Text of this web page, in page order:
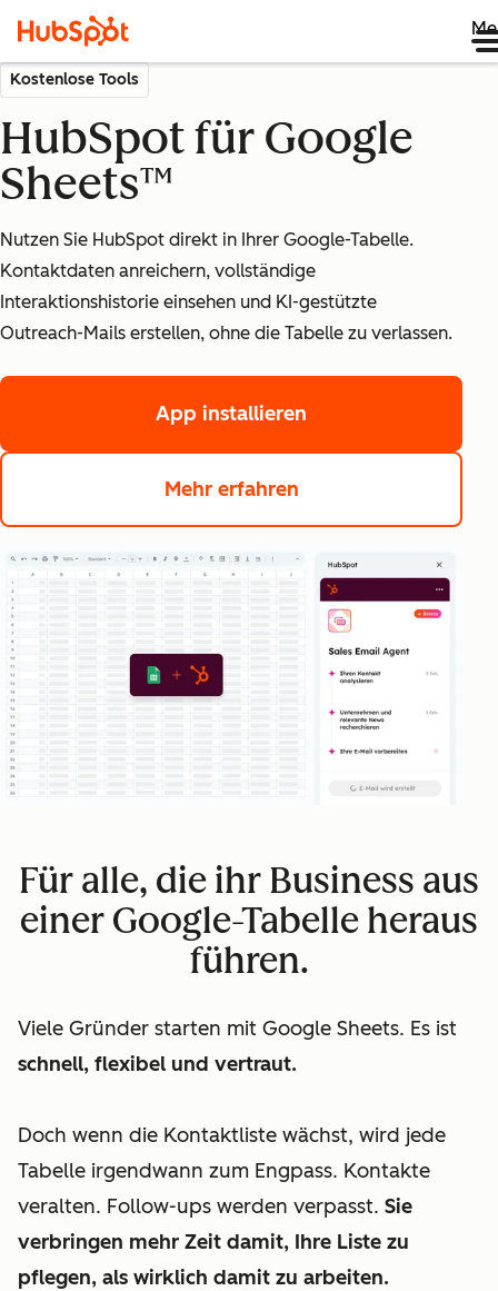
Kostenlose Tools
HubSpot für Google
Sheets™
Nutzen Sie HubSpot direkt in Ihrer Google-Tabelle.
Kontaktdaten anreichern, vollständige
Interaktionshistorie einsehen und KI-gestützte
Outreach-Mails erstellen, ohne die Tabelle zu verlassen.
App installieren
Mehr erfahren
Für alle, die ihr Business aus
einer Google-Tabelle heraus
führen.
Viele Gründer starten mit Google Sheets. Es ist
schnell, flexibel und vertraut.
Doch wenn die Kontaktliste wächst, wird jede
Tabelle irgendwann zum Engpass. Kontakte
veralten. Follow-ups werden verpasst. Sie
verbringen mehr Zeit damit, Ihre Liste zu
pflegen, als wirklich damit zu arbeiten.